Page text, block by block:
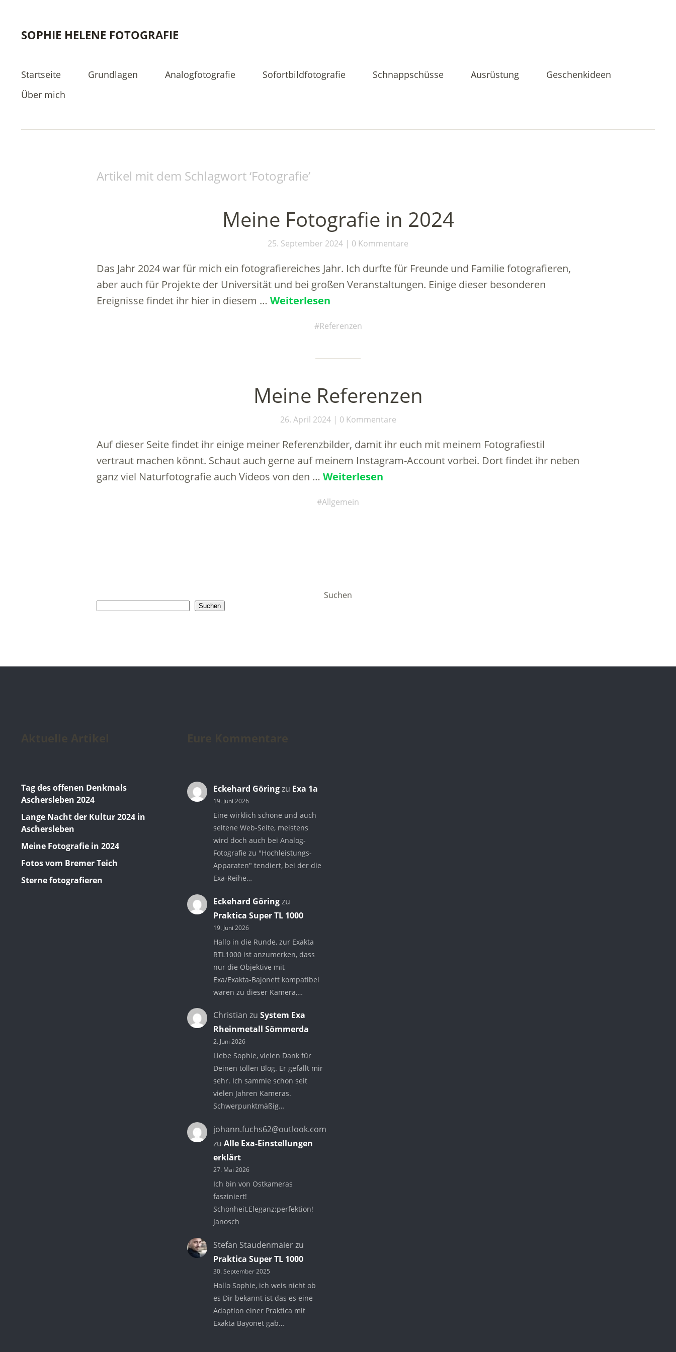
SOPHIE HELENE FOTOGRAFIE
Startseite Grundlagen Analogfotografie Sofortbildfotografie Schnappschüsse Ausrüstung
Geschenkideen
Über mich
Artikel mit dem Schlagwort ‘Fotografie’
Meine Fotografie in 2024
25. September 2024 0 Kommentare
Das Jahr 2024 war für mich ein fotografiereiches Jahr. Ich durfte für Freunde und Familie fotografieren,
aber auch für Projekte der Universität und bei großen Veranstaltungen. Einige dieser besonderen
Ereignisse findet ihr hier in diesem … Weiterlesen
Referenzen
Meine Referenzen
26. April 2024 0 Kommentare
Auf dieser Seite findet ihr einige meiner Referenzbilder, damit ihr euch mit meinem Fotografiestil
vertraut machen könnt. Schaut auch gerne auf meinem Instagram-Account vorbei. Dort findet ihr neben
ganz viel Naturfotografie auch Videos von den … Weiterlesen
Allgemein
Suchen
Suchen
Tag des offenen Denkmals
Aschersleben 2024
Lange Nacht der Kultur 2024 in
Aschersleben
Meine Fotografie in 2024
Fotos vom Bremer Teich
Sterne fotografieren
Eckehard Göringzu Exa 1a
19. Juni 2026
Eine wirklich schöne und auch
seltene Web-Seite, meistens
wird doch auch bei Analog-
Fotografie zu "Hochleistungs-
Apparaten" tendiert, bei der die
Exa-Reihe…
Eckehard Göringzu
Praktica Super TL 1000
19. Juni 2026
Hallo in die Runde, zur Exakta
RTL1000 ist anzumerken, dass
nur die Objektive mit
Exa/Exakta-Bajonett kompatibel
waren zu dieser Kamera,…
Christian zu System Exa
Rheinmetall Sömmerda
2. Juni 2026
Liebe Sophie, vielen Dank für
Deinen tollen Blog. Er gefällt mir
sehr. Ich sammle schon seit
vielen Jahren Kameras.
Schwerpunktmäßig…
johann.fuchs62@outlook.com
zu Alle Exa-Einstellungen
erklärt
27. Mai 2026
Ich bin von Ostkameras
fasziniert!
Schönheit,Eleganz;perfektion!
Janosch
Stefan Staudenmaierzu
Praktica Super TL 1000
30. September 2025
Hallo Sophie, ich weis nicht ob
es Dir bekannt ist das es eine
Adaption einer Praktica mit
Exakta Bayonet gab…